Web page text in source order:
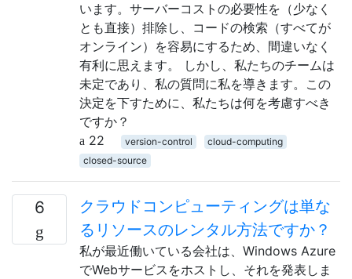
います。サーバーコストの必要性を（少なく
とも直接）排除し、コードの検索（すべてが
オンライン）を容易にするため、間違いなく
有利に思えます。 しかし、私たちのチームは
未定であり、私の質問に私を導きます。この
決定を下すために、私たちは何を考慮すべき
ですか？
22
version-control
cloud-computing
closed-source
6
クラウドコンピューティングは単な
るリソースのレンタル方法ですか？
私が最近働いている会社は、Windows Azure
でWebサービスをホストし、それを発表しま